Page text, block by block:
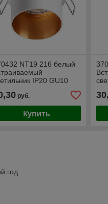
NT19 216 белый
IP20 GU10
руб.
Купить
год